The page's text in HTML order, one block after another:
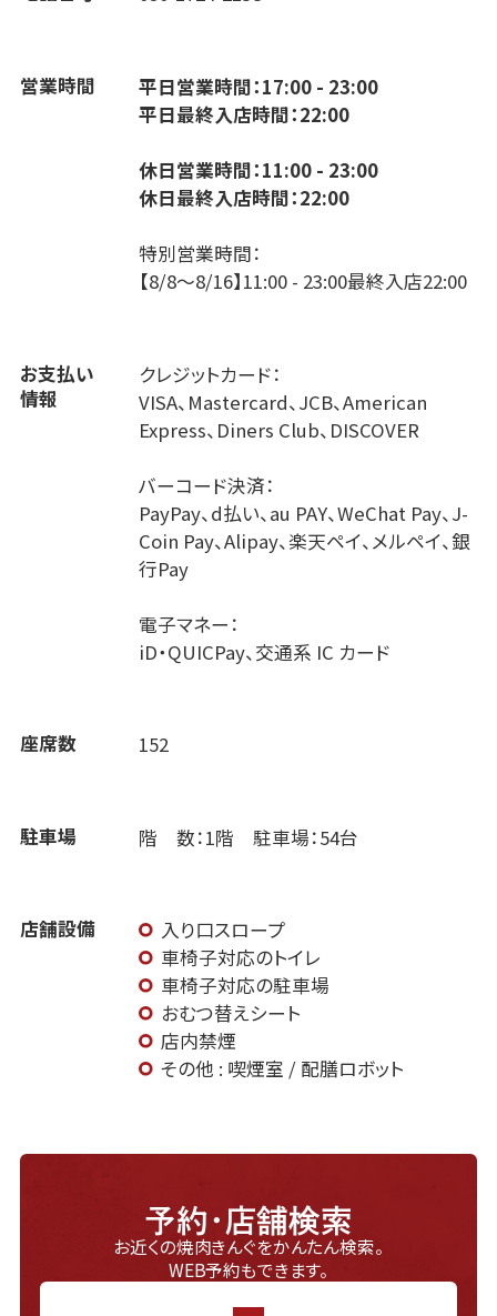
営業時間
平日営業時間：17:00 - 23:00
平日最終入店時間：22:00
休日営業時間：11:00 - 23:00
休日最終入店時間：22:00
特別営業時間：
【8/8～8/16】11:00 - 23:00最終入店22:00
お支払い
情報
クレジットカード：
VISA、Mastercard、JCB、American
Express、Diners Club、DISCOVER
バーコード決済：
PayPay、d払い、au PAY、WeChat Pay、J-
Coin Pay、Alipay、楽天ペイ、メルペイ、銀
行Pay
電子マネー：
iD・QUICPay、交通系 IC カード
座席数 152
駐車場 階 数：1階 駐車場：54台
店舗設備
入り口スロープ
車椅子対応のトイレ
車椅子対応の駐車場
おむつ替えシート
店内禁煙
その他 : 喫煙室 / 配膳ロボット
予約・店舗検索
お近くの焼肉きんぐをかんたん検索。
WEB予約もできます。